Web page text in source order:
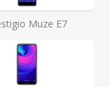
Muze E7